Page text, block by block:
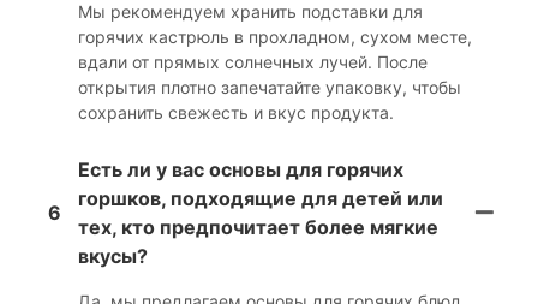
Мы рекомендуем хранить подставки для
горячих кастрюль в прохладном, сухом месте,
вдали от прямых солнечных лучей. После
открытия плотно запечатайте упаковку, чтобы
сохранить свежесть и вкус продукта.
6
Есть ли у вас основы для горячих
горшков, подходящие для детей или
тех, кто предпочитает более мягкие
вкусы?